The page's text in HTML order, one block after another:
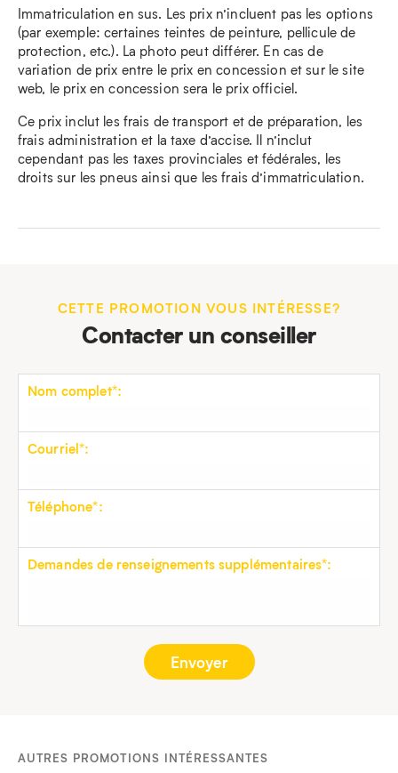
Immatriculation en sus. Les prix n’incluent pas les options
(par exemple: certaines teintes de peinture, pellicule de
protection, etc.). La photo peut différer. En cas de
variation de prix entre le prix en concession et sur le site
web, le prix en concession sera le prix officiel.
Ce prix inclut les frais de transport et de préparation, les
frais administration et la taxe d’accise. Il n’inclut
cependant pas les taxes provinciales et fédérales, les
droits sur les pneus ainsi que les frais d’immatriculation.
CETTE PROMOTION VOUS INTÉRESSE?
Contacter un conseiller
Nom complet*:
Courriel*:
Téléphone*:
Demandes de renseignements supplémentaires*:
AUTRES PROMOTIONS INTÉRESSANTES